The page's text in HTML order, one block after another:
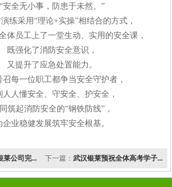
“安全无小事，防患于未然。 ”
练采用“理论+实操”相结合的方式，
体员工上了一堂生动、实用的安全课，
既强化了消防安全意识，
又提升了应急处置能力。
召每一位职工都争当安全守护者，
人人懂安全、守安全、护安全，
筑起消防安全的“钢铁防线”，
企业稳健发展筑牢安全根基。
莱公司完... 下一篇：武汉银莱预祝全体高考学子...